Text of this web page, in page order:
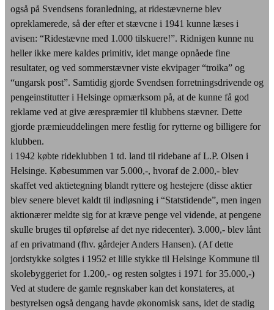
også på Svendsens foranledning, at ridestævnerne blev
opreklamerede, så der efter et stævcne i 1941 kunne læses i
avisen: “Ridestævne med 1.000 tilskuere!”. Ridnigen kunne nu
heller ikke mere kaldes primitiv, idet mange opnåede fine
resultater, og ved sommerstævner viste ekvipager “troika” og
“ungarsk post”. Samtidig gjorde Svendsen forretningsdrivende og
pengeinstitutter i Helsinge opmærksom på, at de kunne få god
reklame ved at give ærespræmier til klubbens stævner. Dette
gjorde præmieuddelingen mere festlig for rytterne og billigere for
klubben.
i 1942 købte rideklubben 1 td. land til ridebane af L.P. Olsen i
Helsinge. Købesummen var 5.000,-, hvoraf de 2.000,- blev
skaffet ved aktietegning blandt ryttere og hestejere (disse aktier
blev senere blevet kaldt til indløsning i “Statstidende”, men ingen
aktionærer meldte sig for at kræve penge vel vidende, at pengene
skulle bruges til opførelse af det nye ridecenter). 3.000,- blev lånt
af en privatmand (fhv. gårdejer Anders Hansen). (Af dette
jordstykke solgtes i 1952 et lille stykke til Helsinge Kommune til
skolebyggeriet for 1.200,- og resten solgtes i 1971 for 35.000,-)
Ved at studere de gamle regnskaber kan det konstateres, at
bestyrelsen også dengang havde økonomisk sans, idet de stadig